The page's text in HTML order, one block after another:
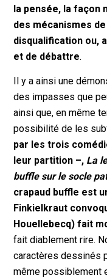
la pensée, la façon
des mécanismes
disqualification ou,
et de débattre.
Il y a ainsi une
des impasses que
ainsi que, en même
possibilité de les
par les trois
leur partition –, La
buffle sur le socle
crapaud buffle est
Finkielkraut
Houellebecq) fait
fait diablement rire.
caractères dessinés
même possiblement